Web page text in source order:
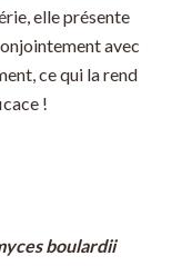
elle présente
avec
ce qui la rend
!
boulardii